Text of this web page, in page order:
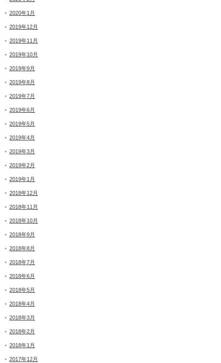
2020年1月
2019年12月
2019年11月
2019年10月
2019年9月
2019年8月
2019年7月
2019年6月
2019年5月
2019年4月
2019年3月
2019年2月
2019年1月
2018年12月
2018年11月
2018年10月
2018年9月
2018年8月
2018年7月
2018年6月
2018年5月
2018年4月
2018年3月
2018年2月
2018年1月
2017年12月